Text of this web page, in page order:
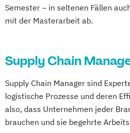
Semester – in seltenen Fällen
mit der Masterarbeit ab.
Supply Chain
Supply Chain Manager sind
logistische Prozesse und deren
also, dass Unternehmen jeder
brauchen und sie begehrte